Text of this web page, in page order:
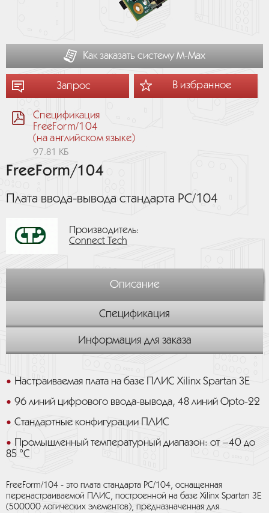
Как заказать систему М-Мах
Запрос В избранное
Спецификация
FreeForm/104
(на английском языке)
97.81 КБ
FreeForm/104
Плата ввода-вывода стандарта PC/104
Производитель:
Connect Tech
Описание
Спецификация
Информация для заказа
Настраиваемая плата на базе ПЛИС Xilinx Spartan 3E
96 линий цифрового ввода-вывода, 48 линий Opto-22
Стандартные конфигурации ПЛИС
Промышленный температурный диапазон: от –40 до
85 °C
FreeForm/104 - это плата стандарта PC/104, оснащенная
перенастраиваемой ПЛИС, построенной на базе Xilinx Spartan 3E
(500000 логических элементов), предназначенная для